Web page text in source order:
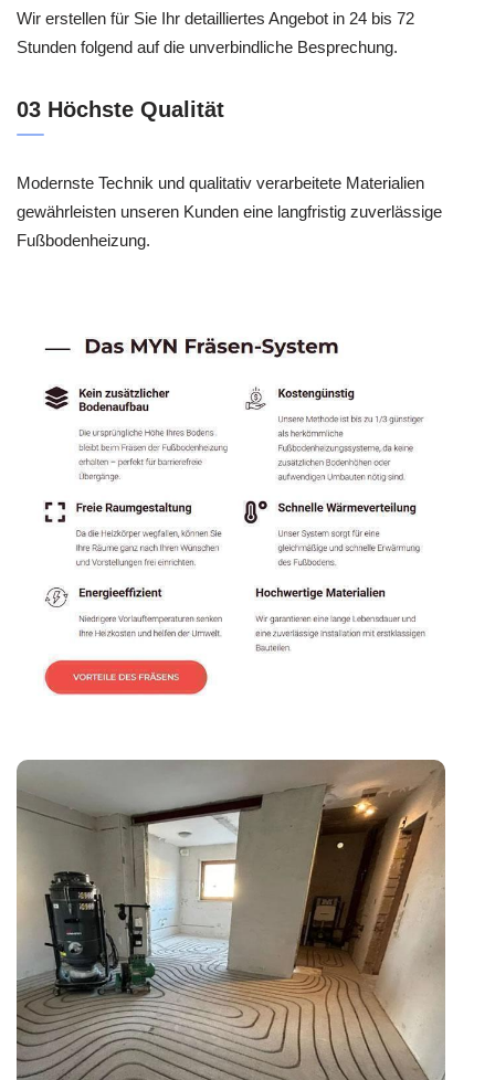
Wir erstellen für Sie Ihr detailliertes Angebot in 24 bis 72
Stunden folgend auf die unverbindliche Besprechung.
03 Höchste Qualität
Modernste Technik und qualitativ verarbeitete Materialien
gewährleisten unseren Kunden eine langfristig zuverlässige
Fußbodenheizung.